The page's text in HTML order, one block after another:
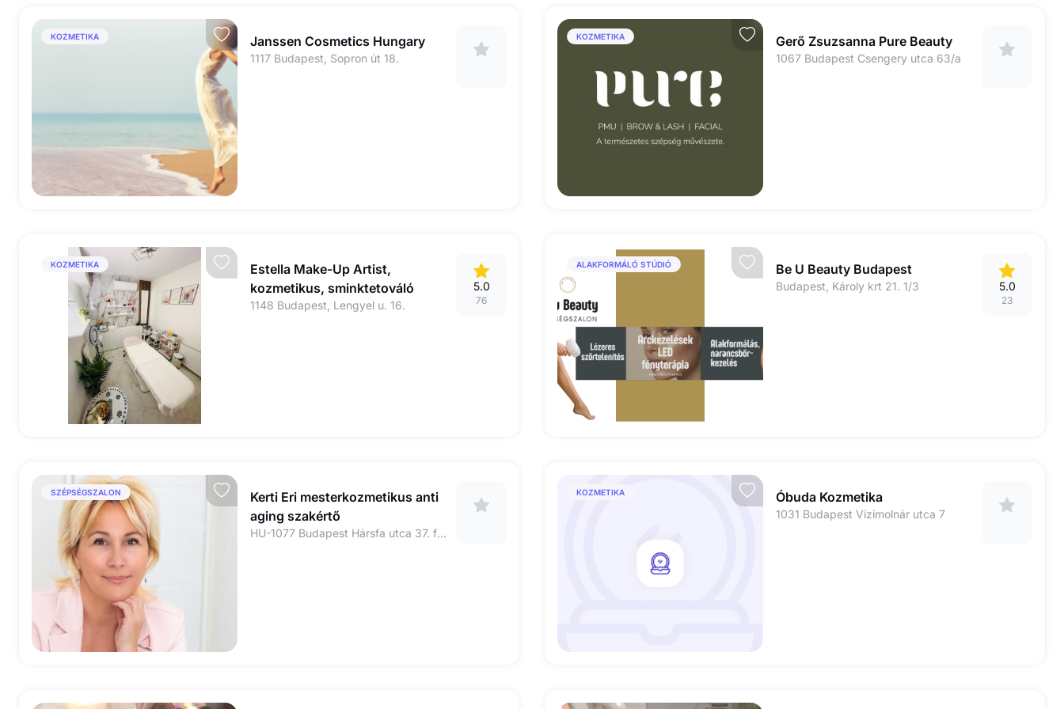
KOZMETIKA Janssen Cosmetics Hungary
1117 Budapest, Sopron út 18.
KOZMETIKA Gerő Zsuzsanna Pure Beauty
1067 Budapest Csengery utca 63/a
KOZMETIKA
Estella Make-Up Artist,
kozmetikus, sminktetováló
1148 Budapest, Lengyel u. 16.
5.0
76
ALAKFORMÁLÓ STÚDIÓ Be U Beauty Budapest
Budapest, Károly krt 21. 1/3 5.0
23
SZÉPSÉGSZALON
Kerti Eri mesterkozmetikus anti
aging szakértő
HU-1077 Budapest Hársfa utca 37. fsz. utcafront
KOZMETIKA Óbuda Kozmetika
1031 Budapest Vízimolnár utca 7